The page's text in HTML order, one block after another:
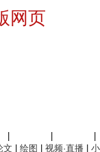
网页
文 绘图 视频·直播